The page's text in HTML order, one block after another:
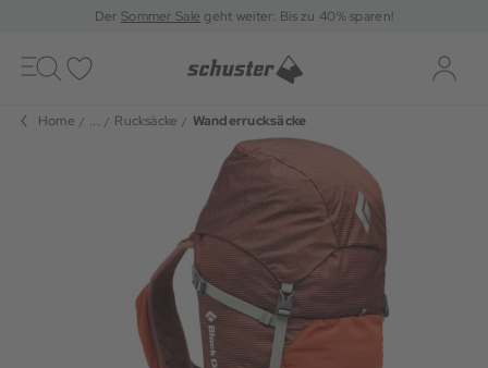
DerSommer Sale geht weiter: Bis zu 40% sparen!
Toggle
navigation
Home ... Rucksäcke Wanderrucksäcke